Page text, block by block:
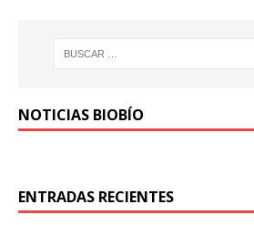
NOTICIAS BIOBÍO
ENTRADAS RECIENTES